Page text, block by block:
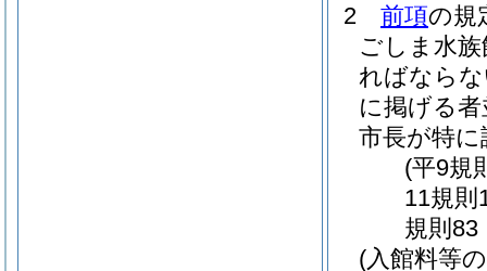
2
前項の規
ごしま水
ればなら
に掲げる
市長が特
(平9規
11規則
規則83
(入館料等